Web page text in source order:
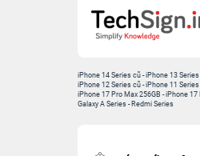
iPhone 14 Series cũ -iPhone 13
iPhone 12 Series cũ -iPhone 11
iPhone 17 Pro Max 256GB -iPhone 17
Galaxy A Series - Redmi Series